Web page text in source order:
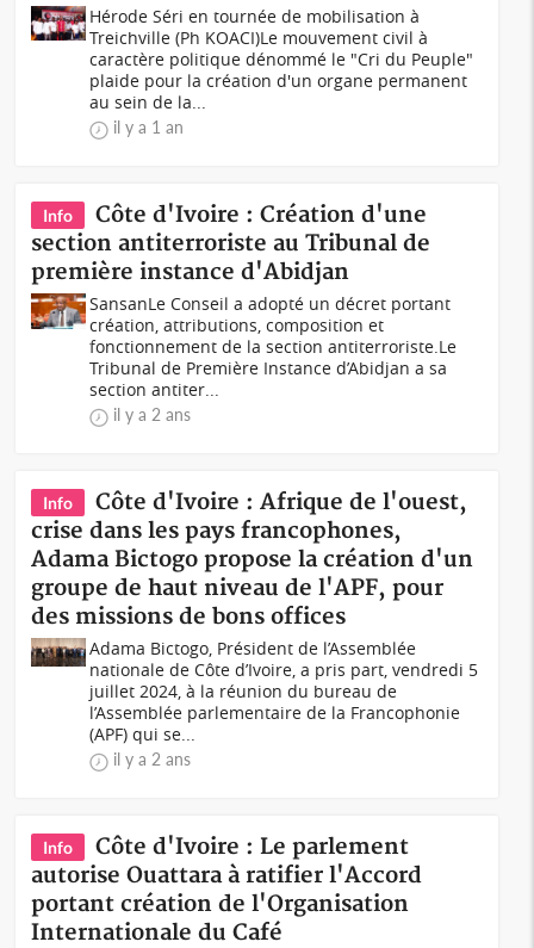
Hérode Séri en tournée de mobilisation à
Treichville (Ph KOACI)Le mouvement civil à
caractère politique dénommé le "Cri du Peuple"
plaide pour la création d'un organe permanent
au sein de la...
il y a 1 an
Info
Côte d'Ivoire : Création d'une
section antiterroriste au Tribunal de
première instance d'Abidjan
SansanLe Conseil a adopté un décret portant
création, attributions, composition et
fonctionnement de la section antiterroriste.Le
Tribunal de Première Instance d’Abidjan a sa
section antiter...
il y a 2 ans
Info
Côte d'Ivoire : Afrique de l'ouest,
crise dans les pays francophones,
Adama Bictogo propose la création d'un
groupe de haut niveau de l'APF, pour
des missions de bons offices
Adama Bictogo, Président de l’Assemblée
nationale de Côte d’Ivoire, a pris part, vendredi 5
juillet 2024, à la réunion du bureau de
l’Assemblée parlementaire de la Francophonie
(APF) qui se...
il y a 2 ans
Info
Côte d'Ivoire : Le parlement
autorise Ouattara à ratifier l'Accord
portant création de l'Organisation
Internationale du Café